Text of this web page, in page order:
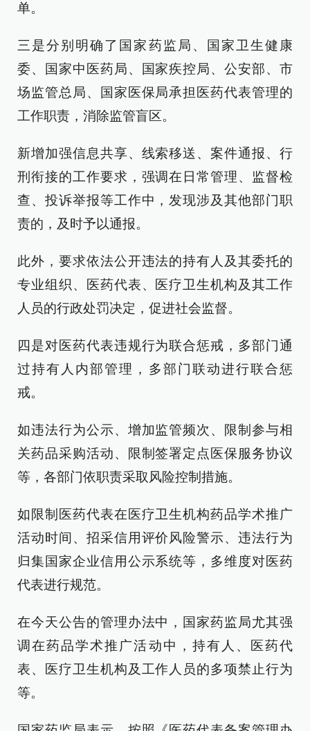
单。
三是分别明确了国家药监局、国家卫生健康
委、国家中医药局、国家疾控局、公安部、市
场监管总局、国家医保局承担医药代表管理的
工作职责，消除监管盲区。
新增加强信息共享、线索移送、案件通报、行
刑衔接的工作要求，强调在日常管理、监督检
查、投诉举报等工作中，发现涉及其他部门职
责的，及时予以通报。
此外，要求依法公开违法的持有人及其委托的
专业组织、医药代表、医疗卫生机构及其工作
人员的行政处罚决定，促进社会监督。
四是对医药代表违规行为联合惩戒，多部门通
过持有人内部管理，多部门联动进行联合惩
戒。
如违法行为公示、增加监管频次、限制参与相
关药品采购活动、限制签署定点医保服务协议
等，各部门依职责采取风险控制措施。
如限制医药代表在医疗卫生机构药品学术推广
活动时间、招采信用评价风险警示、违法行为
归集国家企业信用公示系统等，多维度对医药
代表进行规范。
在今天公告的管理办法中，国家药监局尤其强
调在药品学术推广活动中，持有人、医药代
表、医疗卫生机构及工作人员的多项禁止行为
等。